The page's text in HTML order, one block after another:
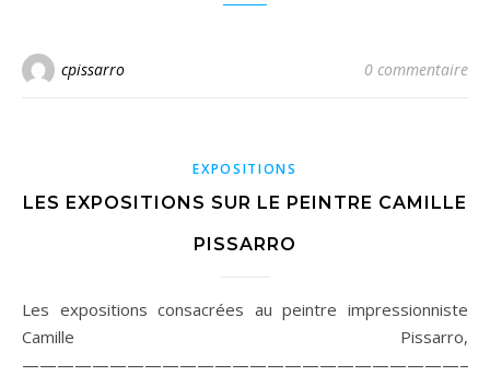
cpissarro 0 commentaire
EXPOSITIONS
LES EXPOSITIONS SUR LE PEINTRE CAMILLE
PISSARRO
Les expositions consacrées au peintre impressionniste
Camille Pissarro,